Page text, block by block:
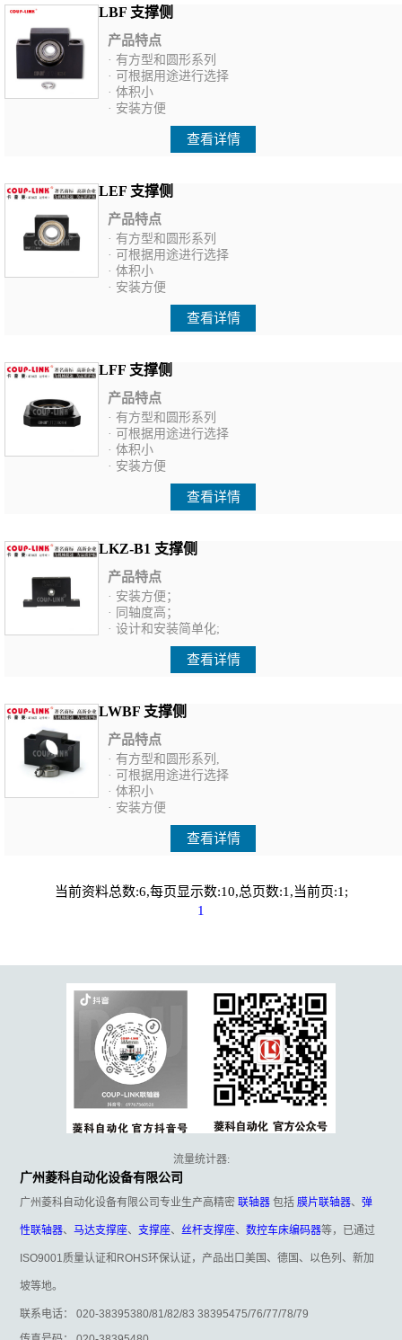
LBF 支撑侧
产品特点
· 有方型和圆形系列
· 可根据用途进行选择
· 体积小
· 安装方便
查看详情
LEF 支撑侧
产品特点
· 有方型和圆形系列
· 可根据用途进行选择
· 体积小
· 安装方便
查看详情
LFF 支撑侧
产品特点
· 有方型和圆形系列
· 可根据用途进行选择
· 体积小
· 安装方便
查看详情
LKZ-B1 支撑侧
产品特点
· 安装方便；
· 同轴度高；
· 设计和安装简单化;
查看详情
LWBF 支撑侧
产品特点
· 有方型和圆形系列,
· 可根据用途进行选择
· 体积小
· 安装方便
查看详情
当前资料总数:6,每页显示数:10,总页数:1,当前页:1;
1
流量统计器:
广州菱科自动化设备有限公司
广州菱科自动化设备有限公司专业生产高精密联轴器 包括膜片联轴器、弹
性联轴器、马达支撑座、 支撑座、 丝杆支撑座、数控车床编码器等，已通过
ISO9001质量认证和ROHS环保认证，产品出口美国、德国、以色列、新加
坡等地。
联系电话： 020-38395380/81/82/83 38395475/76/77/78/79